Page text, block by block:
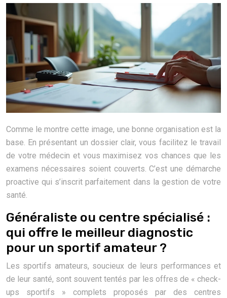
Comme le montre cette image, une bonne organisation est la
base. En présentant un dossier clair, vous facilitez le travail
de votre médecin et vous maximisez vos chances que les
examens nécessaires soient couverts. C’est une démarche
proactive qui s’inscrit parfaitement dans la gestion de votre
santé.
Généraliste ou centre spécialisé :
qui offre le meilleur diagnostic
pour un sportif amateur ?
Les sportifs amateurs, soucieux de leurs performances et
de leur santé, sont souvent tentés par les offres de « check-
ups sportifs » complets proposés par des centres